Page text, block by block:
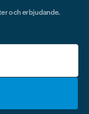
och erbjudande.